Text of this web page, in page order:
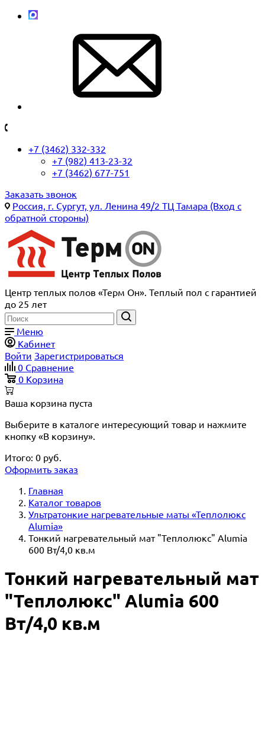
+7 (3462) 332-332
+7 (982) 413-23-32
+7 (3462) 677-751
Заказать звонок
Россия, г. Сургут, ул. Ленина 49/2 ТЦ Тамара (Вход с
обратной стороны)
Центр теплых полов «Терм Он». Теплый пол с гарантией
до 25 лет
Меню
Кабинет
Войти Зарегистрироваться
0 Сравнение
0 Корзина
Ваша корзина пуста
Выберите в каталоге интересующий товар и нажмите
кнопку «В корзину».
Итого: 0 руб.
Оформить заказ
Главная
Каталог товаров
Ультратонкие нагревательные маты «Теплолюкс
Alumia»
Тонкий нагревательный мат "Теплолюкс" Alumia
600 Вт/4,0 кв.м
Тонкий нагревательный мат
"Теплолюкс" Alumia 600
Вт/4,0 кв.м